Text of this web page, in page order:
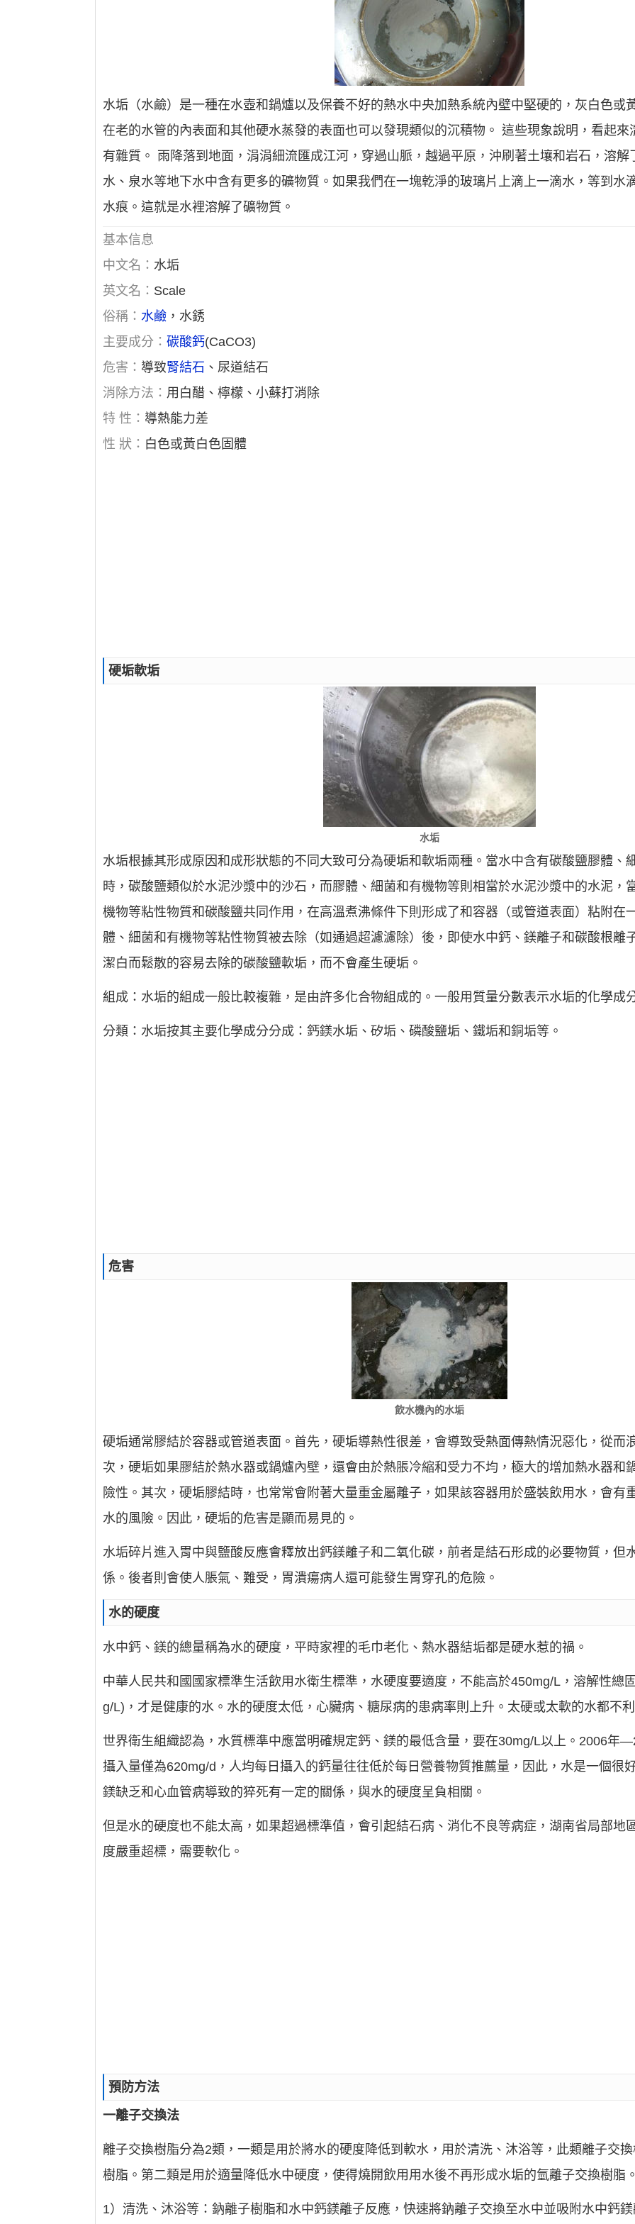
水垢（水鹼）是一種在水壺和鍋爐以及保養不好的熱水中央加熱系統內壁中堅硬的，灰白色或
在老的水管的內表面和其他硬水蒸發的表面也可以發現類似的沉積物。 這些現象說明，看起來
有雜質。 雨降落到地面，涓涓細流匯成江河，穿過山脈，越過平原，沖刷著土壤和岩石，溶解
水、泉水等地下水中含有更多的礦物質。如果我們在一塊乾淨的玻璃片上滴上一滴水，等到水
水痕。這就是水裡溶解了礦物質。
基本信息
中文名： 水垢
英文名： Scale
俗稱： 水鹼 ，水銹
主要成分：碳酸鈣(CaCO3)
危害： 導致腎結石 、尿道結石
消除方法： 用白醋、檸檬、小蘇打消除
特 性： 導熱能力差
性 狀： 白色或黃白色固體
硬垢軟垢
水垢
水垢根據其形成原因和成形狀態的不同大致可分為硬垢和軟垢兩種。當水中含有碳酸鹽膠體、
時，碳酸鹽類似於水泥沙漿中的沙石，而膠體、細菌和有機物等則相當於水泥沙漿中的水泥，
機物等粘性物質和碳酸鹽共同作用，在高溫煮沸條件下則形成了和容器（或管道表面）粘附在
體、細菌和有機物等粘性物質被去除（如通過超濾濾除）後，即使水中鈣、鎂離子和碳酸根離
潔白而鬆散的容易去除的碳酸鹽軟垢，而不會產生硬垢。
組成：水垢的組成一般比較複雜，是由許多化合物組成的。一般用質量分數表示水垢的化學成
分類：水垢按其主要化學成分分成：鈣鎂水垢、矽垢、磷酸鹽垢、鐵垢和銅垢等。
危害
飲水機內的水垢
硬垢通常膠結於容器或管道表面。首先，硬垢導熱性很差，會導致受熱面傳熱情況惡化，從而
次，硬垢如果膠結於熱水器或鍋爐內壁，還會由於熱脹冷縮和受力不均，極大的增加熱水器和
險性。其次，硬垢膠結時，也常常會附著大量重金屬離子，如果該容器用於盛裝飲用水，會有
水的風險。因此，硬垢的危害是顯而易見的。
水垢碎片進入胃中與鹽酸反應會釋放出鈣鎂離子和二氧化碳，前者是結石形成的必要物質，但
係。後者則會使人脹氣、難受，胃潰瘍病人還可能發生胃穿孔的危險。
水的硬度
水中鈣、鎂的總量稱為水的硬度，平時家裡的毛巾老化、熱水器結垢都是硬水惹的禍。
中華人民共和國國家標準生活飲用水衛生標準，水硬度要適度，不能高於450mg/L，溶解性總
g/L)，才是健康的水。水的硬度太低，心臟病、糖尿病的患病率則上升。太硬或太軟的水都不
世界衛生組織認為，水質標準中應當明確規定鈣、鎂的最低含量，要在30mg/L以上。2006年
攝入量僅為620mg/d，人均每日攝入的鈣量往往低於每日營養物質推薦量，因此，水是一個很
鎂缺乏和心血管病導致的猝死有一定的關係，與水的硬度呈負相關。
但是水的硬度也不能太高，如果超過標準值，會引起結石病、消化不良等病症，湖南省局部地
度嚴重超標，需要軟化。
預防方法
一離子交換法
離子交換樹脂分為2類，一類是用於將水的硬度降低到軟水，用於清洗、沐浴等，此類離子交
樹脂。第二類是用於適量降低水中硬度，使得燒開飲用用水後不再形成水垢的氫離子交換樹脂
1）清洗、沐浴等：鈉離子樹脂和水中鈣鎂離子反應，快速將鈉離子交換至水中並吸附水中鈣